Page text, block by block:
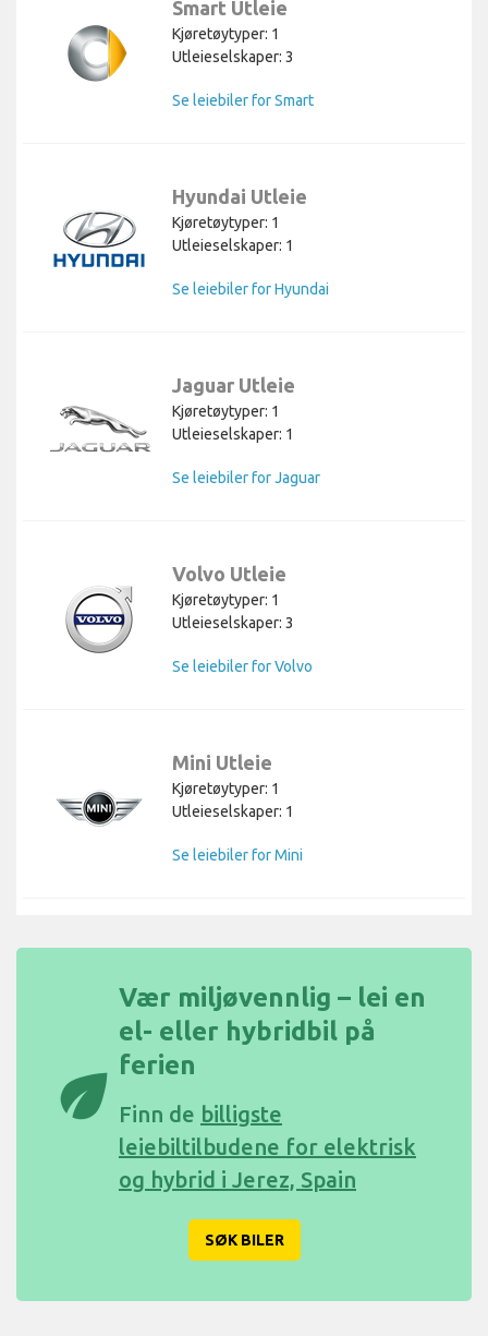
Smart Utleie
Kjøretøytyper: 1
Utleieselskaper: 3
Se leiebiler for Smart
Hyundai Utleie
Kjøretøytyper: 1
Utleieselskaper: 1
Se leiebiler for Hyundai
Jaguar Utleie
Kjøretøytyper: 1
Utleieselskaper: 1
Se leiebiler for Jaguar
Volvo Utleie
Kjøretøytyper: 1
Utleieselskaper: 3
Se leiebiler for Volvo
Mini Utleie
Kjøretøytyper: 1
Utleieselskaper: 1
Se leiebiler for Mini
eco
Vær miljøvennlig – lei en
el- eller hybridbil på
ferien
Finn de billigste
leiebiltilbudene for elektrisk
og hybrid i Jerez, Spain
SØK BILER